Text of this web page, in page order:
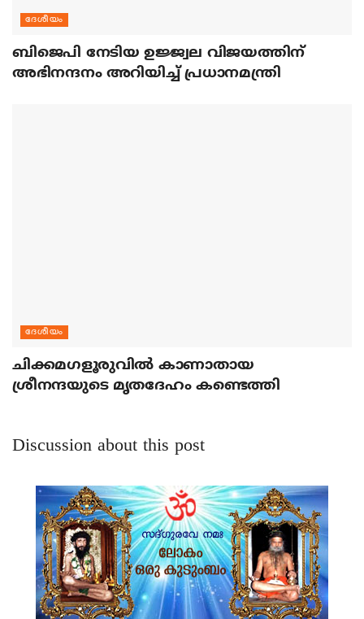
ദേശീയം
ബിജെപി നേടിയ ഉജ്ജ്വല വിജയത്തിന്
അഭിനന്ദനം അറിയിച്ച് പ്രധാനമന്ത്രി
ദേശീയം
ചിക്കമഗളൂരുവില്‍ കാണാതായ
ശ്രീനന്ദയുടെ മൃതദേഹം കണ്ടെത്തി
Discussion about this post